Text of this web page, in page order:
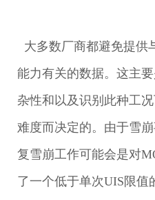
大多数厂商都避免提供
能力有关的数据。这主
杂性和以及识别此种工
难度而决定的。由于雪
复雪崩工作可能会是对
了一个低于单次UIS限值